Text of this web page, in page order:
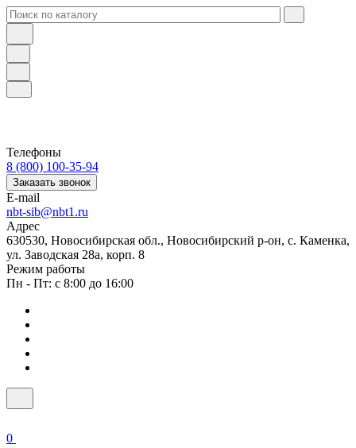
Телефоны
8 (800) 100-35-94
Заказать звонок
E-mail
nbt-sib@nbt1.ru
Адрес
630530, Новосибирская обл., Новосибирский р-он, с. Каменка,
ул. Заводская 28а, корп. 8
Режим работы
Пн - Пт: с 8:00 до 16:00
0